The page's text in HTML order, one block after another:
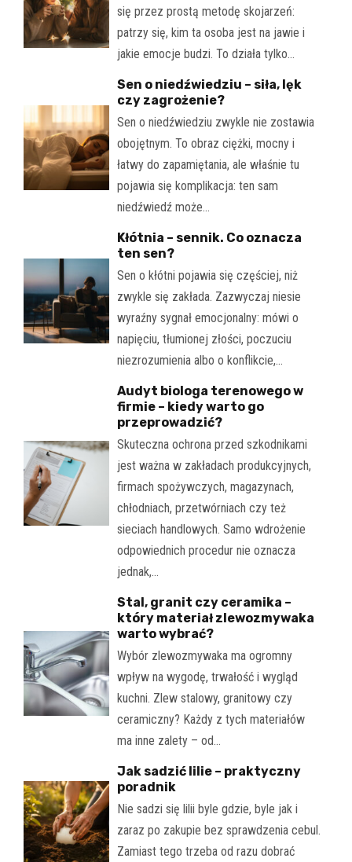
się przez prostą metodę skojarzeń:
patrzy się, kim ta osoba jest na jawie i
jakie emocje budzi. To działa tylko…
Sen o niedźwiedziu – siła, lęk
czy zagrożenie?
Sen o niedźwiedziu zwykle nie zostawia
obojętnym. To obraz ciężki, mocny i
łatwy do zapamiętania, ale właśnie tu
pojawia się komplikacja: ten sam
niedźwiedź może…
Kłótnia – sennik. Co oznacza
ten sen?
Sen o kłótni pojawia się częściej, niż
zwykle się zakłada. Zazwyczaj niesie
wyraźny sygnał emocjonalny: mówi o
napięciu, tłumionej złości, poczuciu
niezrozumienia albo o konflikcie,…
Audyt biologa terenowego w
firmie – kiedy warto go
przeprowadzić?
Skuteczna ochrona przed szkodnikami
jest ważna w zakładach produkcyjnych,
firmach spożywczych, magazynach,
chłodniach, przetwórniach czy też
sieciach handlowych. Samo wdrożenie
odpowiednich procedur nie oznacza
jednak,…
Stal, granit czy ceramika –
który materiał zlewozmywaka
warto wybrać?
Wybór zlewozmywaka ma ogromny
wpływ na wygodę, trwałość i wygląd
kuchni. Zlew stalowy, granitowy czy
ceramiczny? Każdy z tych materiałów
ma inne zalety – od…
Jak sadzić lilie – praktyczny
poradnik
Nie sadzi się lilii byle gdzie, byle jak i
zaraz po zakupie bez sprawdzenia cebul.
Zamiast tego trzeba od razu dobrać